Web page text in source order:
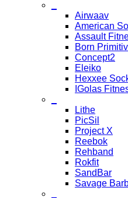
Airwaav
American
Assault
Born
Concept2
Eleiko
Hexxee
IGolas
Lithe
PicSil
Project X
Reebok
Rehband
Rokfit
SandBar
Savage